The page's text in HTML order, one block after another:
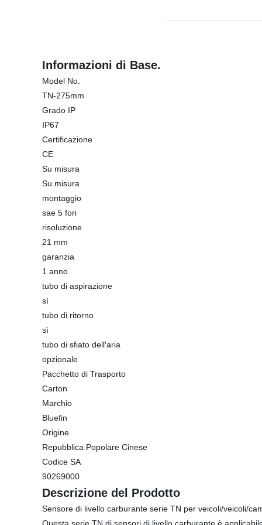
Informazioni di Base.
Model No.
TN-275mm
Grado IP
IP67
Certificazione
CE
Su misura
Su misura
montaggio
sae 5 fori
risoluzione
21 mm
garanzia
1 anno
tubo di aspirazione
sì
tubo di ritorno
sì
tubo di sfiato dell′aria
opzionale
Pacchetto di Trasporto
Carton
Marchio
Bluefin
Origine
Repubblica Popolare Cinese
Codice SA
90269000
Descrizione del Prodotto
Sensore di livello carburante serie TN per veicoli/veicoli/